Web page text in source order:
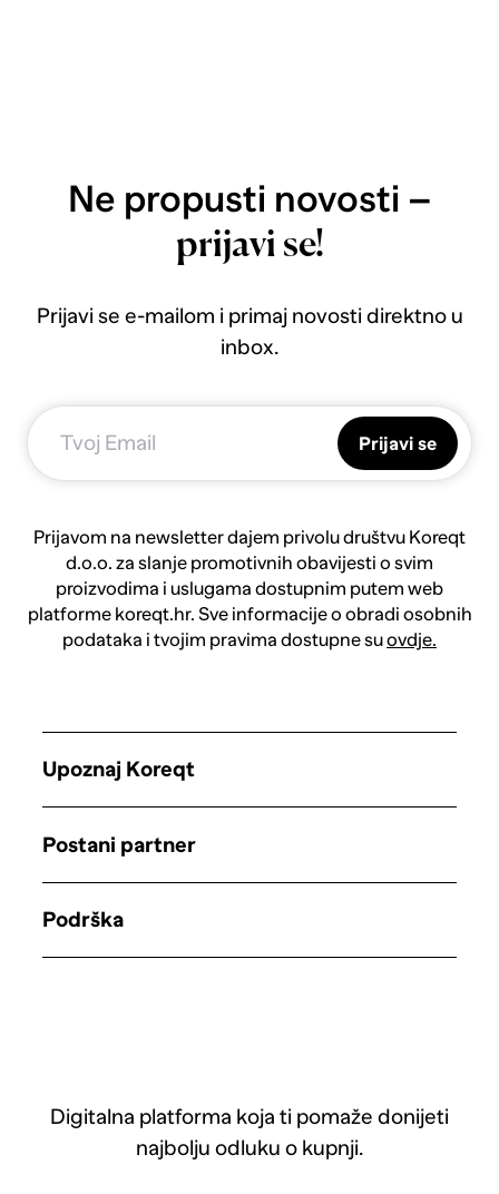
Ne propusti novosti –
prijavi se!
Prijavi se e-mailom i primaj novosti direktno u
inbox.
Prijavi se
Prijavom na newsletter dajem privolu društvu Koreqt
d.o.o. za slanje promotivnih obavijesti o svim
proizvodima i uslugama dostupnim putem web
platforme koreqt.hr. Sve informacije o obradi osobnih
podataka i tvojim pravima dostupne suovdje.
Digitalna platforma koja ti pomaže donijeti
najbolju odluku o kupnji.
Upoznaj Koreqt
Postani partner
Podrška